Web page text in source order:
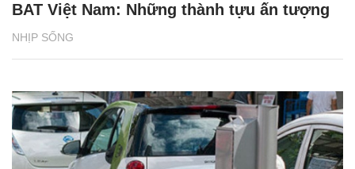
NHỊP SỐNG
BAT Việt Nam: Những thành tựu ấn tượng